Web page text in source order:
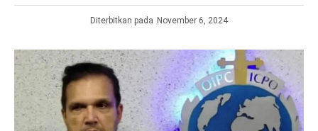
Diterbitkan pada November 6, 2024